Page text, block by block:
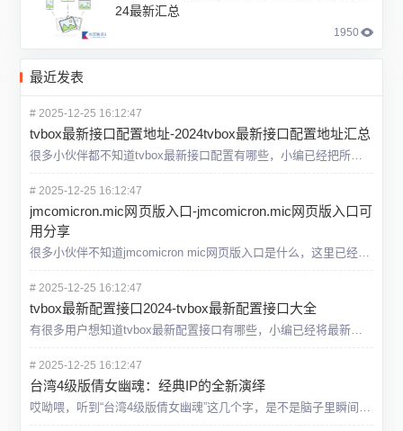
24最新汇总
1950
最近发表
#2025-12-25 16:12:47
tvbox最新接口配置地址-2024tvbox最新接口配置地址汇总
很多小伙伴都不知道tvbox最新接口配置有哪些，小编已经把所有的接口配置地址总结出来了，还是很多的，能够满足我们平时的观影需要，具体内容一起来看看这篇2024tvbox最新接口配置地址汇总，希望能够给
#2025-12-25 16:12:47
jmcomicron.mic网页版入口-jmcomicron.mic网页版入口可
用分享
很多小伙伴不知道jmcomicron mic网页版入口是什么，这里已经给大家放在了下文中了，只需要直接点击入口就可以进行下载，完成后就可以直接在手机上使用了，具体一起来看一看这一篇jmcomicron
#2025-12-25 16:12:47
tvbox最新配置接口2024-tvbox最新配置接口大全
有很多用户想知道tvbox最新配置接口有哪些，小编已经将最新的配置接口全部都总结出来了，帮助大家免费观看电视剧电影，收获丰富的体验，具体内容一起来看看这篇tvbox最新配置接口大全。 tvbox最新配
#2025-12-25 16:12:47
台湾4级版倩女幽魂：经典IP的全新演绎
哎呦喂，听到“台湾4级版倩女幽魂”这几个字，是不是脑子里瞬间就浮现出一堆香艳画面？别急别急，先别想歪了哈！今天咱们来聊聊这部最近刷屏的电影，它到底是怎么把经典IP玩出新花样的？这电影可不是真的尺度大到